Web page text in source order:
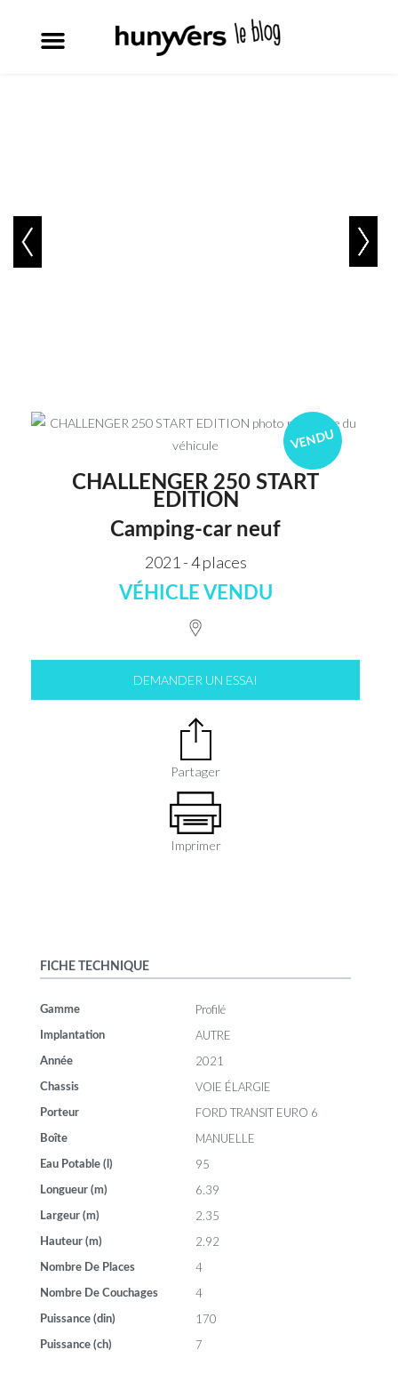
VENDU
CHALLENGER 250 START
EDITION
Camping-car neuf
2021 - 4 places
VÉHICLE VENDU
DEMANDER UN ESSAI
Partager
Imprimer
FICHE TECHNIQUE
Gamme Profilé
Implantation AUTRE
Année 2021
Chassis VOIE ÉLARGIE
Porteur FORD TRANSIT EURO 6
Boîte MANUELLE
Eau Potable (l) 95
Longueur (m) 6.39
Largeur (m) 2.35
Hauteur (m) 2.92
Nombre De Places 4
Nombre De Couchages 4
Puissance (din) 170
Puissance (ch) 7